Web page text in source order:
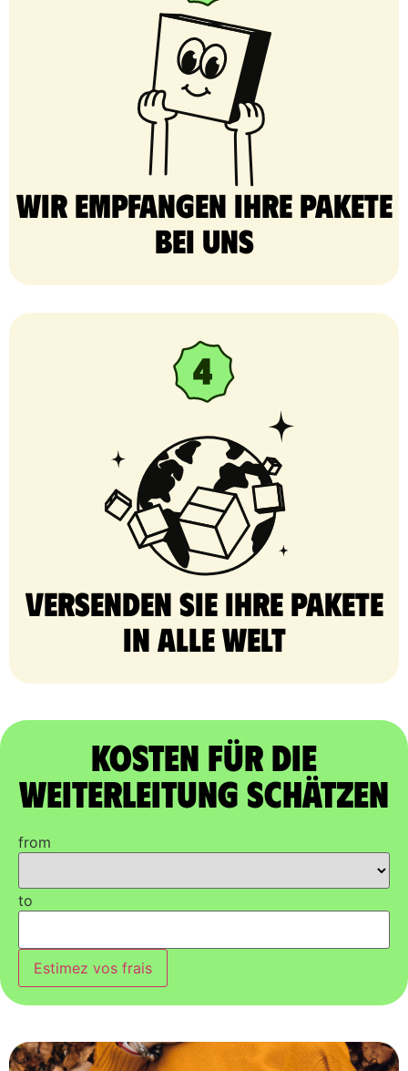
Wir empfangen Ihre Pakete
bei uns
Versenden Sie Ihre Pakete
in alle Welt
Kosten für die
Weiterleitung schätzen
from
to
Estimez vos frais